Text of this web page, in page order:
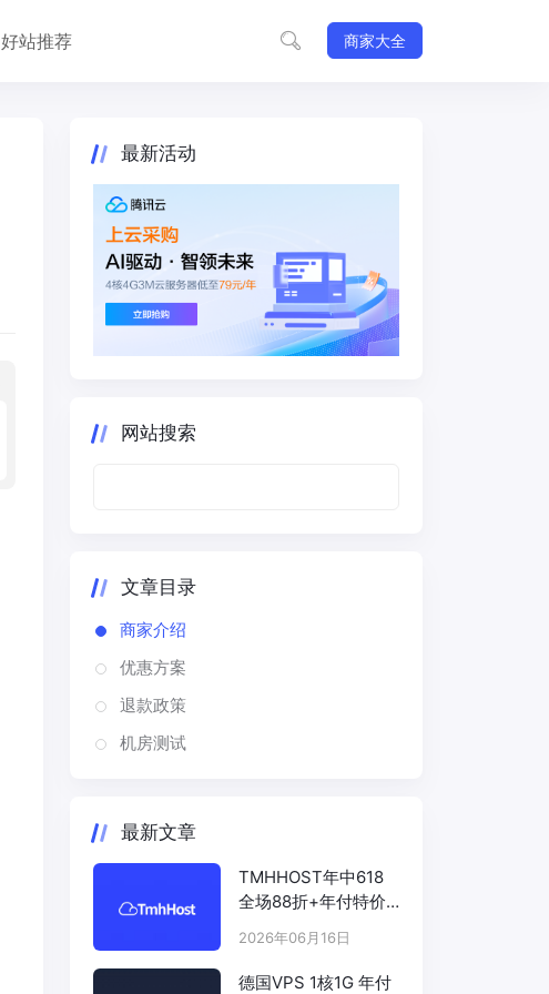
好站推荐 商家大全
最新活动
网站搜索
文章目录
商家介绍
优惠方案
退款政策
机房测试
最新文章
TMHHOST年中618
全场88折+年付特价
2026年06月16日
德国VPS 1核1G 年付